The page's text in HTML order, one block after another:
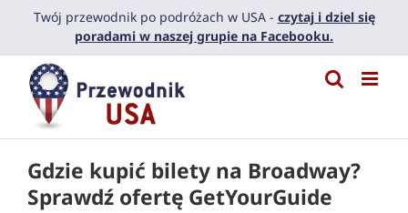
PrzejdźTwój przewodnik po podróżach w USA - czytaj i dziel się
poradami w naszej grupie na Facebooku.
Gdzie kupić bilety na Broadway?
Sprawdź ofertę GetYourGuide